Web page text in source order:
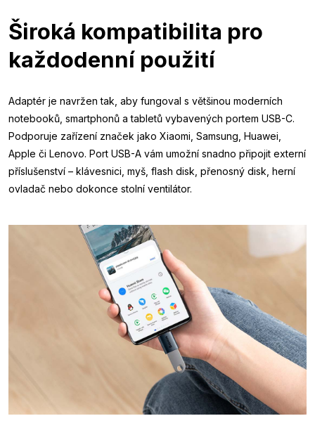
Široká kompatibilita pro
každodenní použití
Adaptér je navržen tak, aby fungoval s většinou moderních
notebooků, smartphonů a tabletů vybavených portem USB-C.
Podporuje zařízení značek jako Xiaomi, Samsung, Huawei,
Apple či Lenovo. Port USB-A vám umožní snadno připojit externí
příslušenství – klávesnici, myš, flash disk, přenosný disk, herní
ovladač nebo dokonce stolní ventilátor.